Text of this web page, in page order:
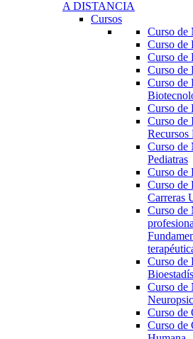
A DISTANCIA
Cursos
Curso de
Curso de
Curso de
Curso de
Curso de
Curso de
Curso de
Recursos
Curso de
Pediatras
Curso de
Curso de
Carreras
Curso de
Curso de
Curso de
Curso de
Curso de